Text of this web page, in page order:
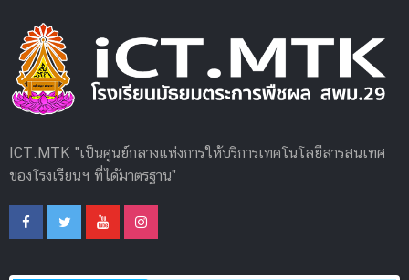
ICT.MTK "เป็นศูนย์กลางแห่งการให้บริการเทคโนโลยีสารสนเทศ
ของโรงเรียนฯ ที่ได้มาตรฐาน"